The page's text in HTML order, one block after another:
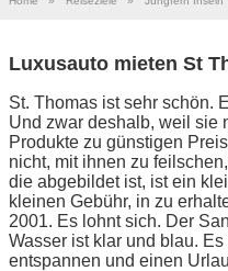
Luxusauto mieten St
St. Thomas ist sehr schön.
Und zwar deshalb, weil sie
Produkte zu günstigen
nicht, mit ihnen zu
die abgebildet ist, ist ein
kleinen Gebühr, in zu
2001. Es lohnt sich. Der
Wasser ist klar und blau.
entspannen und einen